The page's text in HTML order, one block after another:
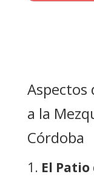
Aspectos
a la
Córdoba
1. El